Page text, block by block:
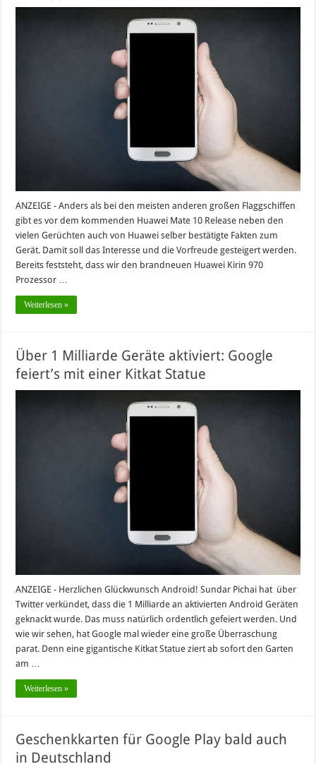
ANZEIGE - Anders als bei den meisten anderen großen Flaggschiffen
gibt es vor dem kommenden Huawei Mate 10 Release neben den
vielen Gerüchten auch von Huawei selber bestätigte Fakten zum
Gerät. Damit soll das Interesse und die Vorfreude gesteigert werden.
Bereits feststeht, dass wir den brandneuen Huawei Kirin 970
Prozessor …
Weiterlesen »
Über 1 Milliarde Geräte aktiviert: Google
feiert’s mit einer Kitkat Statue
ANZEIGE - Herzlichen Glückwunsch Android! Sundar Pichai hat über
Twitter verkündet, dass die 1 Milliarde an aktivierten Android Geräten
geknackt wurde. Das muss natürlich ordentlich gefeiert werden. Und
wie wir sehen, hat Google mal wieder eine große Überraschung
parat. Denn eine gigantische Kitkat Statue ziert ab sofort den Garten
am …
Weiterlesen »
Geschenkkarten für Google Play bald auch
in Deutschland